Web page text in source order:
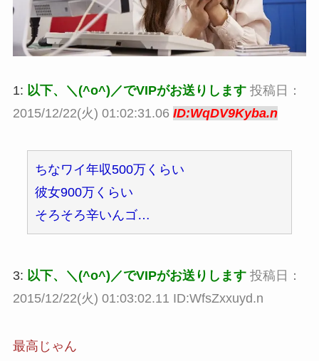
1: 以下、＼(^o^)／でVIPがお送りします 投稿日：
2015/12/22(火) 01:02:31.06 ID:WqDV9Kyba.n
ちなワイ年収500万くらい
彼女900万くらい
そろそろ辛いんゴ…
3: 以下、＼(^o^)／でVIPがお送りします 投稿日：
2015/12/22(火) 01:03:02.11 ID:WfsZxxuyd.n
最高じゃん